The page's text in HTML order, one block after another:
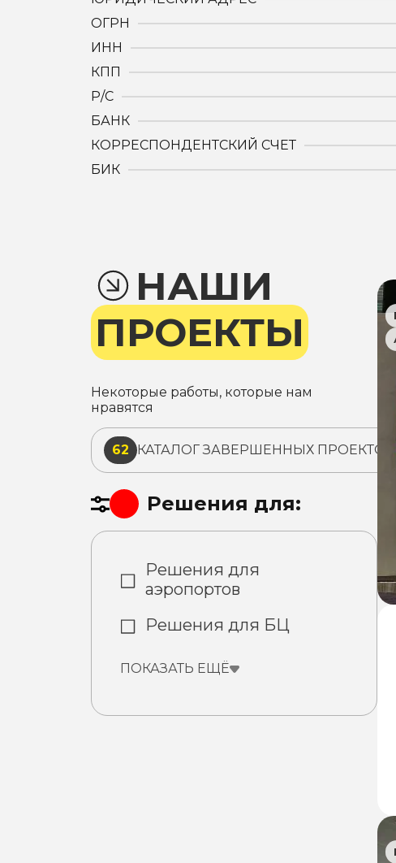
ОГРН
ИНН
КПП
Р/С
БАНК
КОРРЕСПОНДЕНТСКИЙ СЧЕТ
БИК
НАШИ
ПРОЕКТЫ
Некоторые работы, которые нам
нравятся
62 КАТАЛОГ ЗАВЕРШЕННЫХ ПРОЕКТОВ
Решения для:
Решения для
аэропортов
Решения для БЦ
ПОКАЗАТЬ ЕЩЁ